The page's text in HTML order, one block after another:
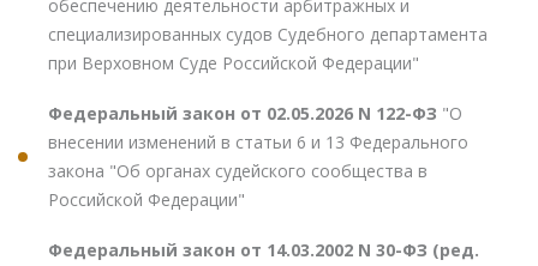
обеспечению деятельности арбитражных и
специализированных судов Судебного департамента
при Верховном Суде Российской Федерации"
Федеральный закон от 02.05.2026 N 122-ФЗ "О
внесении изменений в статьи 6 и 13 Федерального
закона "Об органах судейского сообщества в
Российской Федерации"
Федеральный закон от 14.03.2002 N 30-ФЗ (ред.